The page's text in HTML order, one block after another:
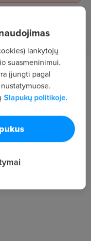
lankytojų
suasmeninimui.
įjungti pagal
Slapukų politikoje.